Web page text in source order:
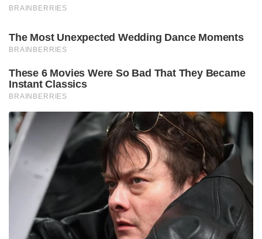
समृद्ध करने और समृद्ध दक्षिण एशियाई डायस्पोरा के लिए
है।’
इंडो-कैरेबियन एलायंस में बोर्ड के सदस्य रिचर्ड डेविड ने कहा,
“आज एक मील का पत्थर है जो हमारी दृश्यता, हमारे योगदान
और संयुक्त राज्य अमेरिका में दीवाली दिवस अधिनियम के
साथ हमारी प्रगति को प्रदर्शित करता है।”
बधाई कांग्रेस महिला मेंग, उत्तरी अमेरिका के हिंदुओं के
गठबंधन के अध्यक्ष निकुंज त्रिवेदी ने कहा कि यह खुशी का
त्योहार लाखों अमेरिकियों द्वारा मनाया जाता है और बुराई पर
अच्छाई की और अंधेरे पर प्रकाश की जीत का प्रतीक है और
सभी पृष्ठभूमि के लोगों को अच्छाई, भलाई के लिए एक साथ
लाता है , शांति और समृद्धि – ऐसी चीजें जिन्हें हर कोई महत्व दे
सकता है और जिनसे लाभ उठा सकता है।